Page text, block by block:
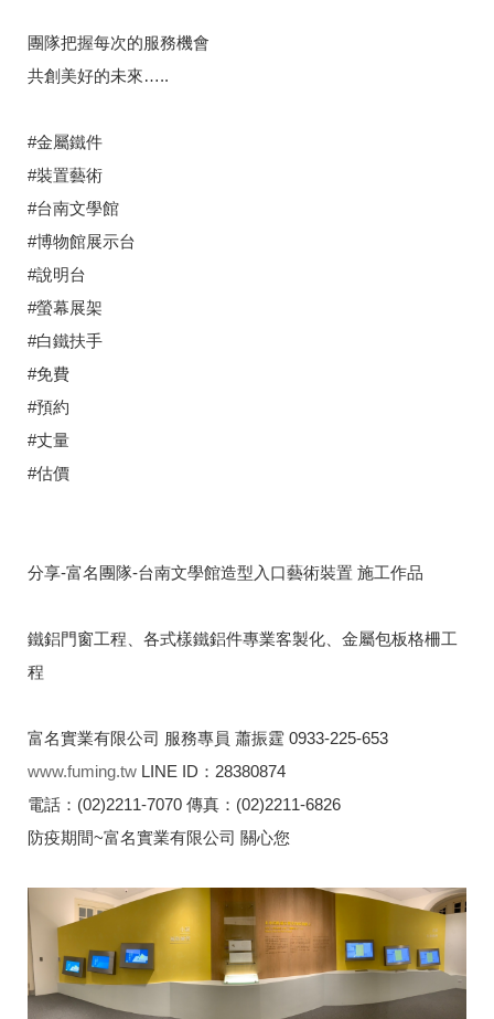
團隊把握每次的服務機會
共創美好的未來…..
#金屬鐵件
#裝置藝術
#台南文學館
#博物館展示台
#說明台
#螢幕展架
#白鐵扶手
#免費
#預約
#丈量
#估價
分享-富名團隊-台南文學館造型入口藝術裝置 施工作品
鐵鋁門窗工程、各式樣鐵鋁件專業客製化、金屬包板格柵工
程
富名實業有限公司 服務專員 蕭振霆 0933-225-653
www.fuming.tw LINE ID：28380874
電話：(02)2211-7070 傳真：(02)2211-6826
防疫期間~富名實業有限公司 關心您